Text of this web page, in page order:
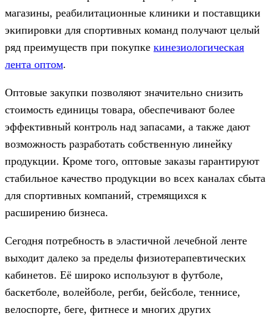
магазины, реабилитационные клиники и поставщики
экипировки для спортивных команд получают целый
ряд преимуществ при покупке кинезиологическая
лента оптом.
Оптовые закупки позволяют значительно снизить
стоимость единицы товара, обеспечивают более
эффективный контроль над запасами, а также дают
возможность разработать собственную линейку
продукции. Кроме того, оптовые заказы гарантируют
стабильное качество продукции во всех каналах сбыта
для спортивных компаний, стремящихся к
расширению бизнеса.
Сегодня потребность в эластичной лечебной ленте
выходит далеко за пределы физиотерапевтических
кабинетов. Её широко используют в футболе,
баскетболе, волейболе, регби, бейсболе, теннисе,
велоспорте, беге, фитнесе и многих других